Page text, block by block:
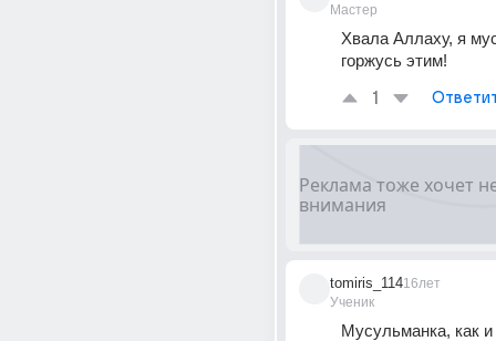
Мастер
Хвала Аллаху, я
горжусь этим!
1
tomiris_114
Ученик
16лет
Мусульманка, как